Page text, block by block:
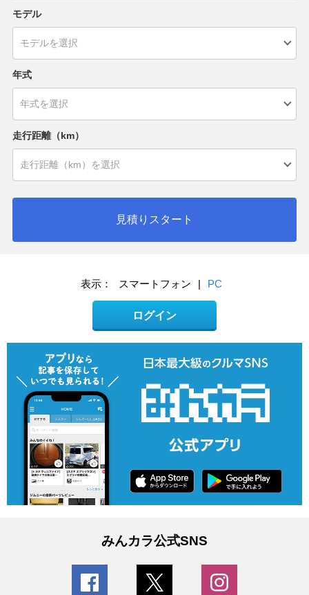
モデル
年式
走行距離（km）
見積りスタート
表示： スマートフォン | PC
ログイン
みんカラ公式SNS